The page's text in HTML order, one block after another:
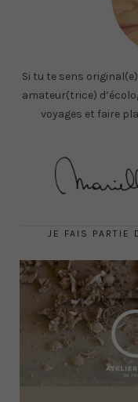
Si tu te sens
amateur(trice)
voyages et faire
JE FAIS PARTIE